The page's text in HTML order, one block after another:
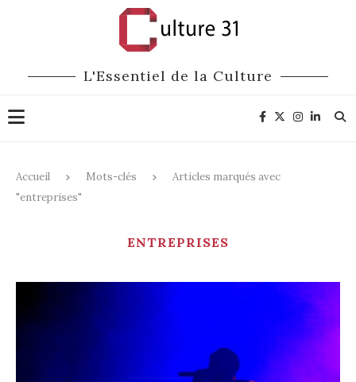
L'Essentiel de la Culture
Accueil Mots-clés
Articles marqués avec
"entreprises"
ENTREPRISES